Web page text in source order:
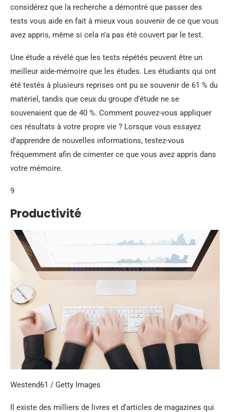
considérez que la recherche a démontré que passer des
tests vous aide en fait à mieux vous souvenir de ce que vous
avez appris, même si cela n’a pas été couvert par le test.
Une étude a révélé que les tests répétés peuvent être un
meilleur aide-mémoire que les études. Les étudiants qui ont
été testés à plusieurs reprises ont pu se souvenir de 61 % du
matériel, tandis que ceux du groupe d’étude ne se
souvenaient que de 40 %. Comment pouvez-vous appliquer
ces résultats à votre propre vie ? Lorsque vous essayez
d’apprendre de nouvelles informations, testez-vous
fréquemment afin de cimenter ce que vous avez appris dans
votre mémoire.
9
Productivité
Westend61 / Getty Images
Il existe des milliers de livres et d’articles de magazines qui